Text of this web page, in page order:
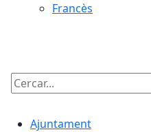
Francès
Cercar:
Ajuntament